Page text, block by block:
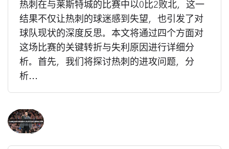
热刺在与莱斯特城的比赛中以0比2败北，这一
结果不仅让热刺的球迷感到失望，也引发了对
球队现状的深度反思。本文将通过四个方面对
这场比赛的关键转折与失利原因进行详细分
析。首先，我们将探讨热刺的进攻问题，分
析...